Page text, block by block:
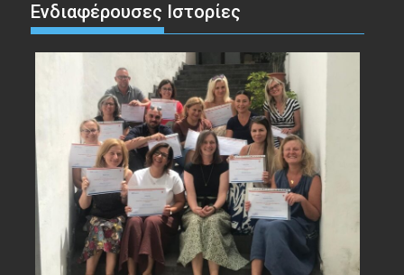
Ενδιαφέρουσες Ιστορίες